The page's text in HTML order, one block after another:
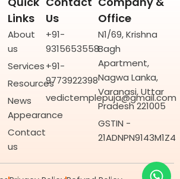
Links
About
us
Services
Resources
News
Appearance
Contact
us
Us
+91-
9315653558
+91-
9773922398
vedictemplepuja@gmail.com
Office
N1/69, Krishna
Bagh
Apartment,
Nagwa Lanka,
Varanasi, Uttar
Pradesh 221005
GSTIN -
21ADNPN9143M1Z4